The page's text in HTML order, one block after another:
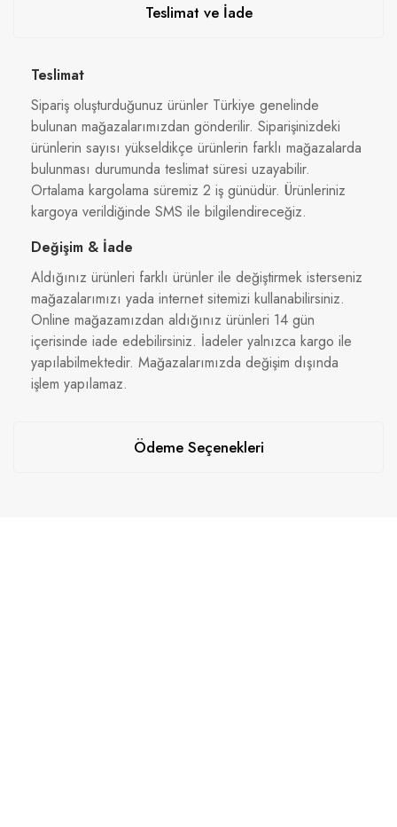
Teslimat ve İade
Teslimat
Sipariş oluşturduğunuz ürünler Türkiye genelinde
bulunan mağazalarımızdan gönderilir. Siparişinizdeki
ürünlerin sayısı yükseldikçe ürünlerin farklı mağazalarda
bulunması durumunda teslimat süresi uzayabilir.
Ortalama kargolama süremiz 2 iş günüdür. Ürünleriniz
kargoya verildiğinde SMS ile bilgilendireceğiz.
Değişim & İade
Aldığınız ürünleri farklı ürünler ile değiştirmek isterseniz
mağazalarımızı yada internet sitemizi kullanabilirsiniz.
Online mağazamızdan aldığınız ürünleri 14 gün
içerisinde iade edebilirsiniz. İadeler yalnızca kargo ile
yapılabilmektedir. Mağazalarımızda değişim dışında
işlem yapılamaz.
Ödeme Seçenekleri